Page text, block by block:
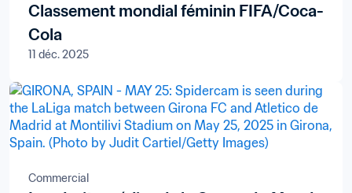
Classement mondial féminin FIFA/Coca-
Cola
11 déc. 2025
Commercial